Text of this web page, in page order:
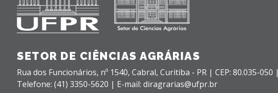
SETOR DE CIÊNCIAS AGRÁRIAS
Rua dos Funcionários, nº 1540, Cabral, Curitiba - PR | CEP: 80.035-050 |
Telefone: (41) 3350-5620 | E-mail: diragrarias@ufpr.br